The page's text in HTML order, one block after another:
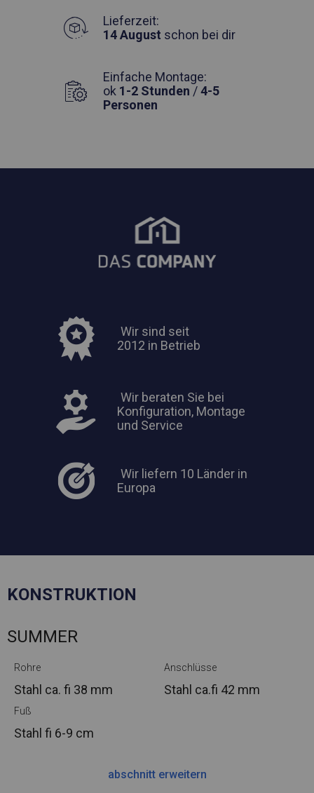
Lieferzeit:
14 August schon bei dir
Einfache Montage:
ok 1-2 Stunden /4-5
Personen
Wir sind seit
2012 in Betrieb
Wir beraten Sie bei
Konfiguration, Montage
und Service
Wir liefern 10 Länder in
Europa
KONSTRUKTION
SUMMER
Rohre
Stahl ca. fi 38 mm
Anschlüsse
Stahl ca.fi 42 mm
Fuß
Stahl fi 6-9 cm
abschnitt erweitern